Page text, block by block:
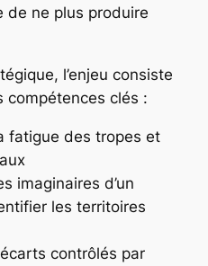
de ne plus produire
l’enjeu consiste
compétences clés :
fatigue des tropes et
imaginaires d’un
les territoires
contrôlés par